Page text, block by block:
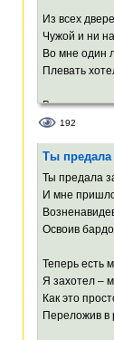
Из всех
Чужой и ни
Во мне один
Плевать
В
Одно другое
Вот
За ним
И вздрогнул
192
Ты предала
Ты предала
И мне
Освоив
Теперь есть
Я захотел –
Как это
Переложив в